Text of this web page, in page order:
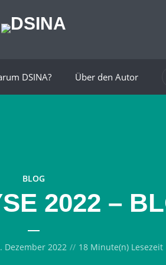
DSINA? Über den Autor
BLOG
2022 –
Dezember 2022 18 Minute(n) Lesezeit